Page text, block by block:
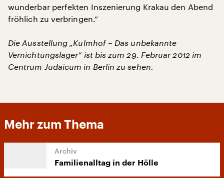
wunderbar perfekten Inszenierung Krakau den Abend
fröhlich zu verbringen.“
Die Ausstellung „Kulmhof – Das unbekannte
Vernichtungslager“ ist bis zum 29. Februar 2012 im
Centrum Judaicum in Berlin zu sehen.
Mehr zum Thema
Familienalltag in der Hölle